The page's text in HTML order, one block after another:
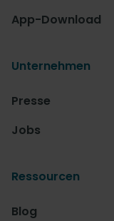
App-Download
Unternehmen
Presse
Jobs
Ressourcen
Blog